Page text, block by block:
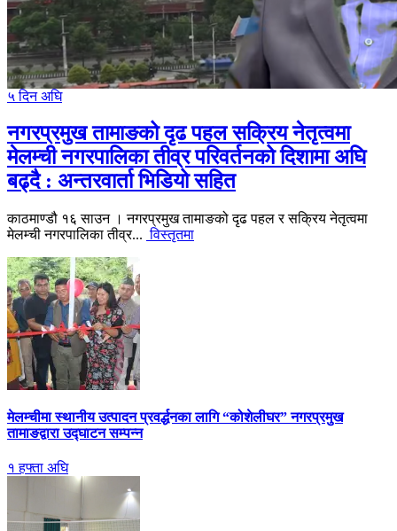
५ दिन अघि
नगरप्रमुख तामाङको दृढ पहल सक्रिय नेतृत्वमा
मेलम्ची नगरपालिका तीव्र परिवर्तनको दिशामा अघि
बढ्दै : अन्तरवार्ता भिडियो सहित
काठमाण्डौ १६ साउन । नगरप्रमुख तामाङको दृढ पहल र सक्रिय नेतृत्वमा
मेलम्ची नगरपालिका तीव्र... विस्तृतमा
मेलम्चीमा स्थानीय उत्पादन प्रवर्द्धनका लागि “कोशेलीघर” नगरप्रमुख
तामाङद्वारा उद्घाटन सम्पन्न
१ हफ्ता अघि